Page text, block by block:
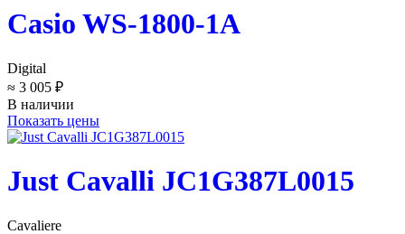
Casio WS-1800-1A
Digital
≈ 3 005 ₽
В наличии
Показать цены
Just Cavalli JC1G387L0015
Cavaliere